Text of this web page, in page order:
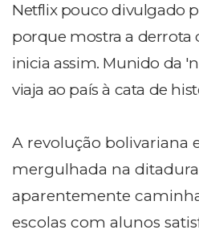
Netflix pouco divulgado
porque mostra a derrota
inicia assim. Munido da
viaja ao país à cata de
A revolução bolivariana
mergulhada na ditadura
aparentemente
escolas com alunos